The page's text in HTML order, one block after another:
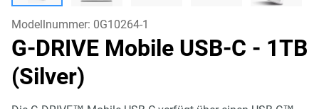
Modellnummer: 0G10264-1
G-DRIVE Mobile USB-C - 1TB
(Silver)